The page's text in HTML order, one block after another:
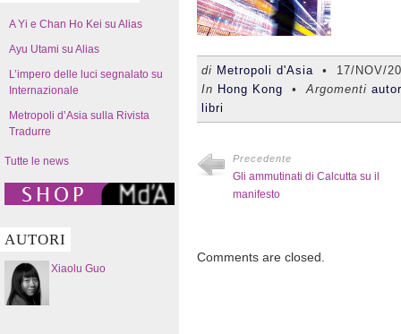
A Yi e Chan Ho Kei su Alias
Ayu Utami su Alias
L’impero delle luci segnalato su
Internazionale
Metropoli d’Asia sulla Rivista
Tradurre
Tutte le news
AUTORI
Xiaolu Guo
di Metropoli d'Asia • 17/NOV/
In Hong Kong • Argomenti
libri
Precedente
Gli ammutinati di Calcutta su il
manifesto
Comments are closed.